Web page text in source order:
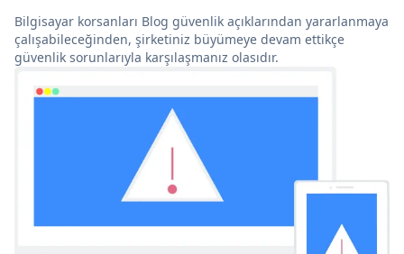
Bilgisayar korsanları Blog güvenlik açıklarından yararlanmaya
çalışabileceğinden, şirketiniz büyümeye devam ettikçe
güvenlik sorunlarıyla karşılaşmanız olasıdır.